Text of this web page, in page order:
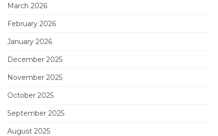
March 2026
February 2026
January 2026
December 2025
November 2025
October 2025
September 2025
August 2025